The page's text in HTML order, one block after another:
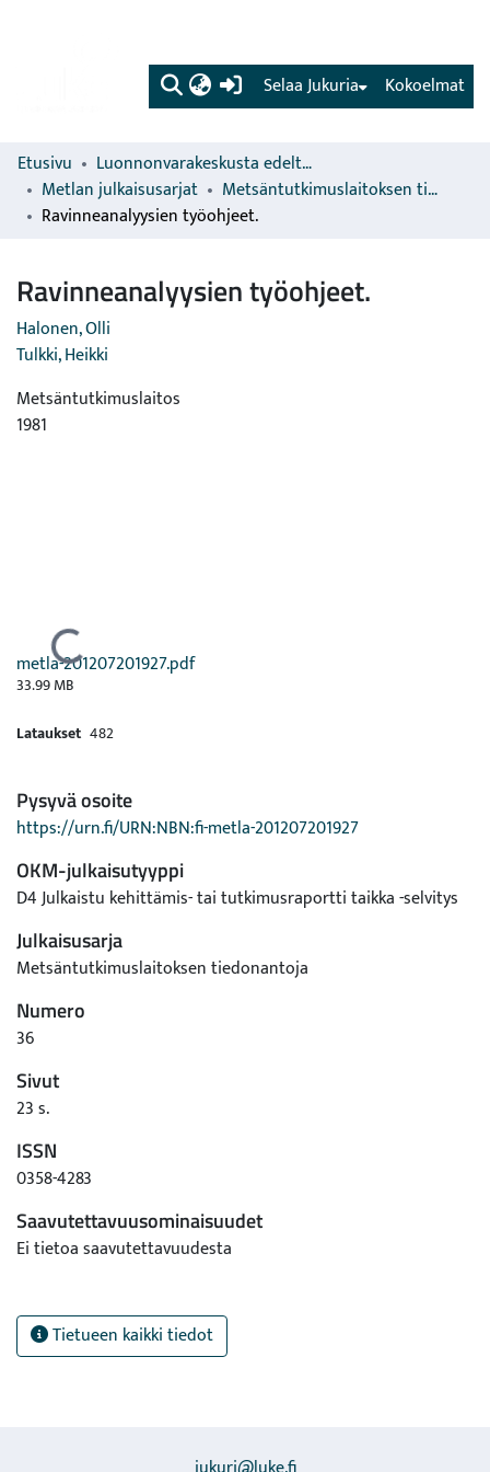
(current) Kokoelmat
Selaa Jukuria
Etusivu
Luonnonvarakeskusta edeltävien organisaatioiden sarjat
Metlan julkaisusarjat
Metsäntutkimuslaitoksen tiedonantoja
Ravinneanalyysien työohjeet.
Ravinneanalyysien työohjeet.
Halonen, Olli
Tulkki, Heikki
Metsäntutkimuslaitos
1981
Ladataan...
metla-201207201927.pdf
33.99 MB
Lataukset 482
Pysyvä osoite
https://urn.fi/URN:NBN:fi-metla-201207201927
OKM-julkaisutyyppi
D4 Julkaistu kehittämis- tai tutkimusraportti taikka -selvitys
Julkaisusarja
Metsäntutkimuslaitoksen tiedonantoja
Numero
36
Sivut
23 s.
ISSN
0358-4283
Saavutettavuusominaisuudet
Ei tietoa saavutettavuudesta
Tietueen kaikki tiedot